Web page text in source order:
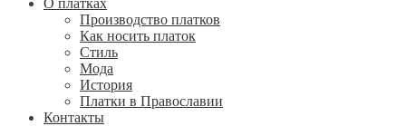
О платках
Производство платков
Как носить платок
Стиль
Мода
История
Платки в Православии
Контакты